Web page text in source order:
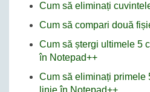
Cum să eliminați
Cum să compari două
Cum să ștergi ultimele 5
în Notepad++
Cum să eliminați primele